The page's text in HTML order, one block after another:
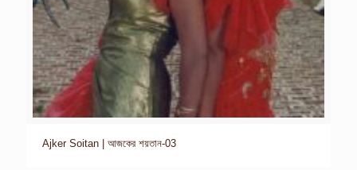
Ajker Soitan | আজকের শয়তান-03